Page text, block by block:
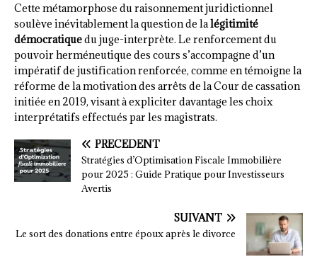
Cette métamorphose du raisonnement juridictionnel
soulève inévitablement la question de lalégitimité
démocratiquedu juge-interprète. Le renforcement du
pouvoir herméneutique des cours s’accompagne d’un
impératif de justification renforcée, comme en témoigne la
réforme de la motivation des arrêts de la Cour de cassation
initiée en 2019, visant à expliciter davantage les choix
interprétatifs effectués par les magistrats.
PRÉCÉDENT
Stratégies d’Optimisation Fiscale Immobilière
pour 2025 : Guide Pratique pour Investisseurs
Avertis
SUIVANT
Le sort des donations entre époux après le divorce